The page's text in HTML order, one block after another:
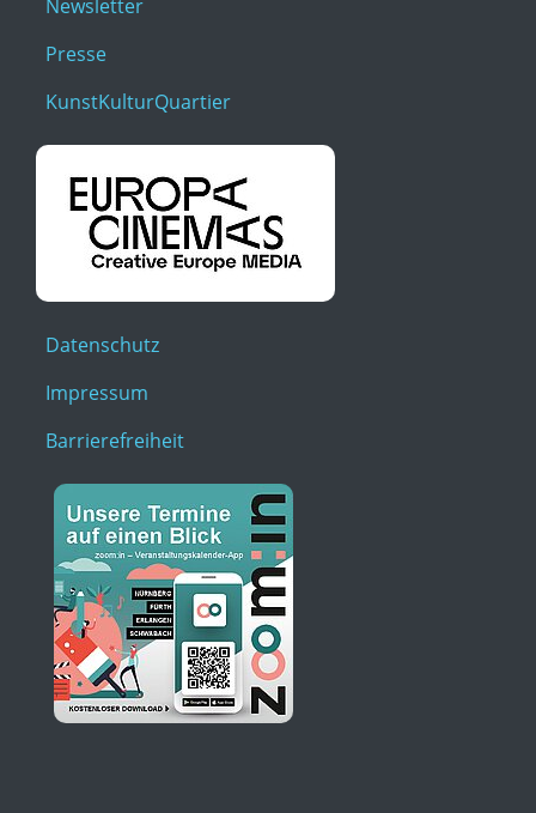
Newsletter
Presse
KunstKulturQuartier
Datenschutz
Impressum
Barrierefreiheit